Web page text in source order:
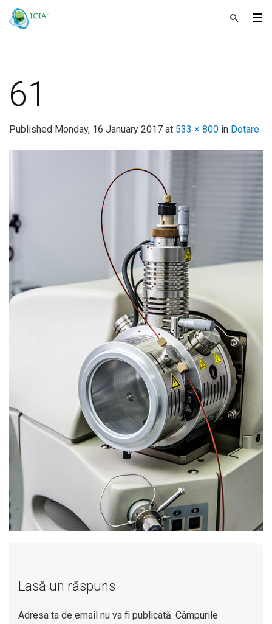
61
Published Monday, 16 January 2017 at 533 × 800 in Dotare
Lasă un răspuns
Adresa ta de email nu va fi publicată. Câmpurile